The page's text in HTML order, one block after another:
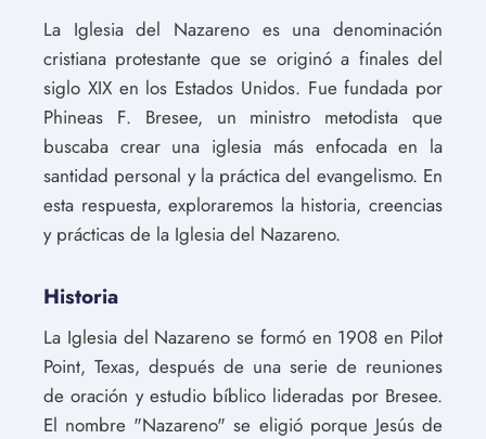
La Iglesia del Nazareno es una denominación
cristiana protestante que se originó a finales del
siglo XIX en los Estados Unidos. Fue fundada por
Phineas F. Bresee, un ministro metodista que
buscaba crear una iglesia más enfocada en la
santidad personal y la práctica del evangelismo. En
esta respuesta, exploraremos la historia, creencias
y prácticas de la Iglesia del Nazareno.
Historia
La Iglesia del Nazareno se formó en 1908 en Pilot
Point, Texas, después de una serie de reuniones
de oración y estudio bíblico lideradas por Bresee.
El nombre "Nazareno" se eligió porque Jesús de